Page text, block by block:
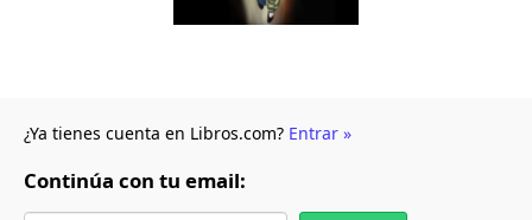
¿Ya tienes cuenta en Libros.com? Entrar »
Continúa con tu email: